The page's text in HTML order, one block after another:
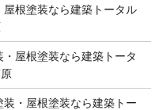
根塗装なら建築トータル
屋根塗装なら建築トータ
・屋根塗装なら建築トー